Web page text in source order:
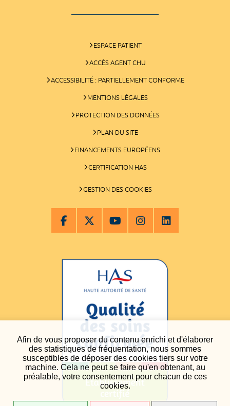
Afin de vous proposer du contenu enrichi et d'élaborer
des statistiques de fréquentation, nous sommes
susceptibles de déposer des cookies tiers sur votre
machine. Cela ne peut se faire qu'en obtenant, au
préalable, votre consentement pour chacun de ces
cookies.
ESPACE PATIENT
ACCÈS AGENT CHU
ACCESSIBILITÉ : PARTIELLEMENT CONFORME
MENTIONS LÉGALES
PROTECTION DES DONNÉES
PLAN DU SITE
FINANCEMENTS EUROPÉENS
CERTIFICATION HAS
GESTION DES COOKIES